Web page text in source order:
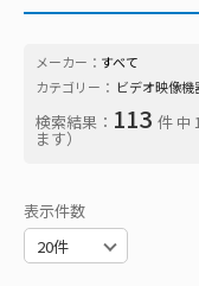
メーカー： すべて
カテゴリー： ビデオ映像機
検索結果： 113 件 中
ます）
表示件数